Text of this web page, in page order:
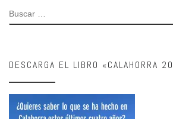
BUSCAR
DESCARGA EL LIBRO «CALAHORRA